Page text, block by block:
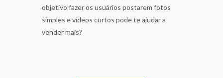
objetivo fazer os usuários postarem fotos
simples e vídeos curtos pode te ajudar a
vender mais?